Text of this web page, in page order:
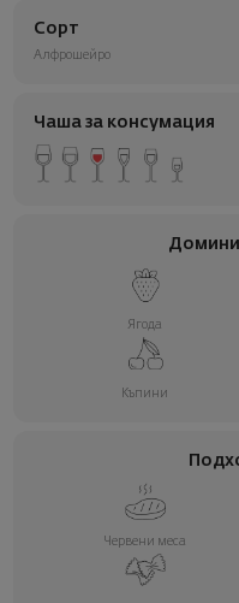
Сорт
Алфрошейро
Чаша за консумация
Ягода
Къпини
Червени меса